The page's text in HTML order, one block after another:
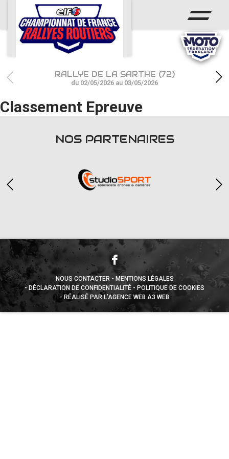
ACCUEIL
ACTUS
CALENDRIER
CHAMPIONNAT
RÉSULTATS
RALLYE DE LA SARTHE (72)
du 02/05/2026 au 03/05/2026
Classement Epreuve
NOS PARTENAIRES
NOUS CONTACTER
MENTIONS LÉGALES
DÉCLARATION DE CONFIDENTIALITÉ
POLITIQUE DE COOKIES
RÉALISÉ PAR L’AGENCE WEB A3 WEB